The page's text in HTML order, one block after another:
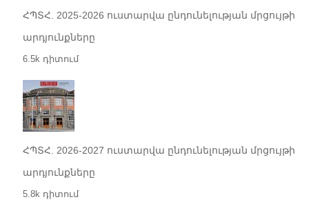
ՀՊՏՀ. 2025-2026 ուստարվա ընդունելության մրցույթի
արդյունքները
6.5k դիտում
ՀՊՏՀ. 2026-2027 ուստարվա ընդունելության մրցույթի
արդյունքները
5.8k դիտում